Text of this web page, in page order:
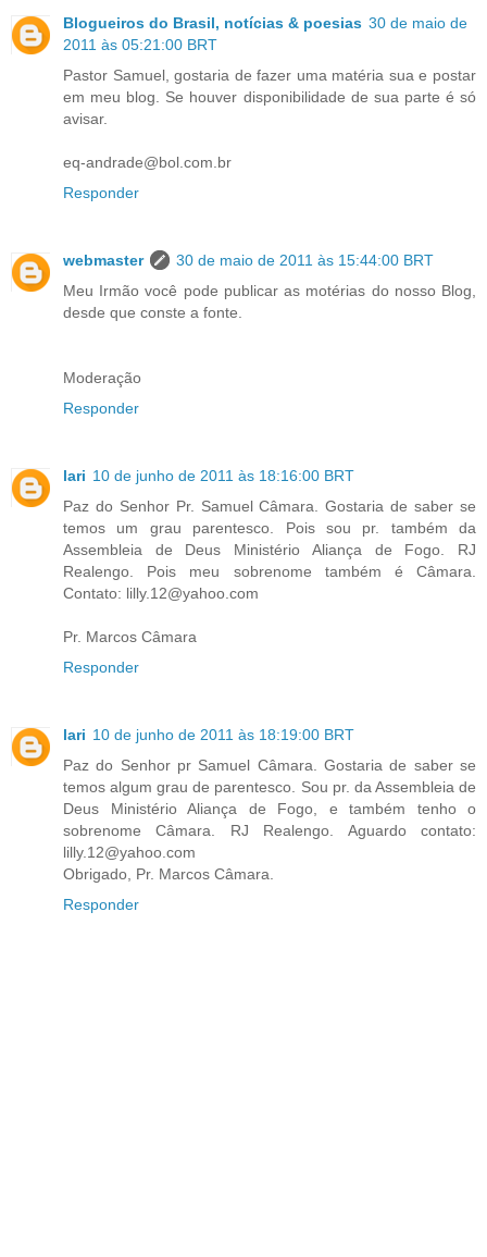
Blogueiros do Brasil, notícias & poesias 30 de maio de
2011 às 05:21:00 BRT
Pastor Samuel, gostaria de fazer uma matéria sua e postar
em meu blog. Se houver disponibilidade de sua parte é só
avisar.
eq-andrade@bol.com.br
Responder
webmaster
30 de maio de 2011 às 15:44:00 BRT
Meu Irmão você pode publicar as motérias do nosso Blog,
desde que conste a fonte.
Moderação
Responder
lari 10 de junho de 2011 às 18:16:00 BRT
Paz do Senhor Pr. Samuel Câmara. Gostaria de saber se
temos um grau parentesco. Pois sou pr. também da
Assembleia de Deus Ministério Aliança de Fogo. RJ
Realengo. Pois meu sobrenome também é Câmara.
Contato: lilly.12@yahoo.com
Pr. Marcos Câmara
Responder
lari 10 de junho de 2011 às 18:19:00 BRT
Paz do Senhor pr Samuel Câmara. Gostaria de saber se
temos algum grau de parentesco. Sou pr. da Assembleia de
Deus Ministério Aliança de Fogo, e também tenho o
sobrenome Câmara. RJ Realengo. Aguardo contato:
lilly.12@yahoo.com
Obrigado, Pr. Marcos Câmara.
Responder